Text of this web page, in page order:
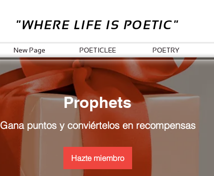
"WHERE LIFE IS POETIC"
New Page POETICLEE POETRY
Prophets
Gana puntos y conviértelos en recompensas
Hazte miembro